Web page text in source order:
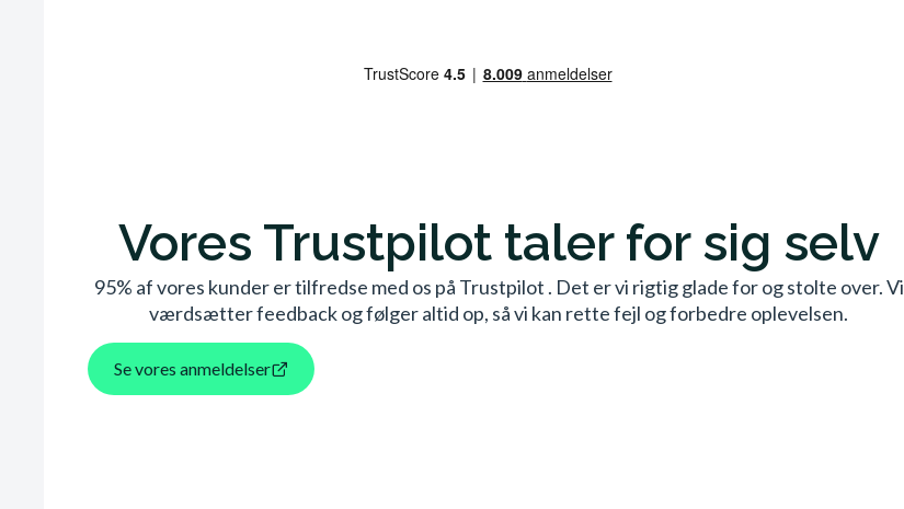
Vores Trustpilot taler for sig selv
95% af vores kunder er tilfredse med os på Trustpilot . Det er vi rigtig glade for og stolte over. Vi
værdsætter feedback og følger altid op, så vi kan rette fejl og forbedre oplevelsen.
Se vores anmeldelser